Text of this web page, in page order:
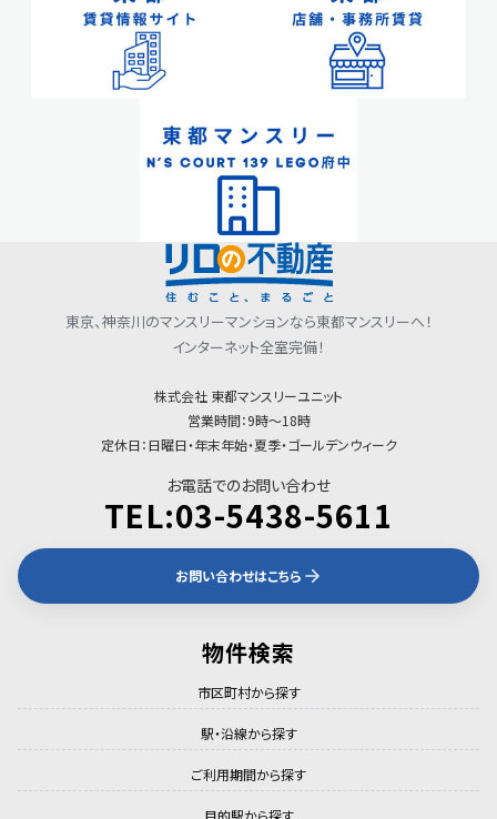
東京、神奈川のマンスリーマンションなら東都マンスリーへ！
インターネット全室完備！
株式会社 東都マンスリーユニット
営業時間：9時〜18時
定休日：日曜日・年末年始・夏季・ゴールデンウィーク
お電話でのお問い合わせ
TEL:03-5438-5611
お問い合わせはこちら
物件検索
市区町村から探す
駅・沿線から探す
ご利用期間から探す